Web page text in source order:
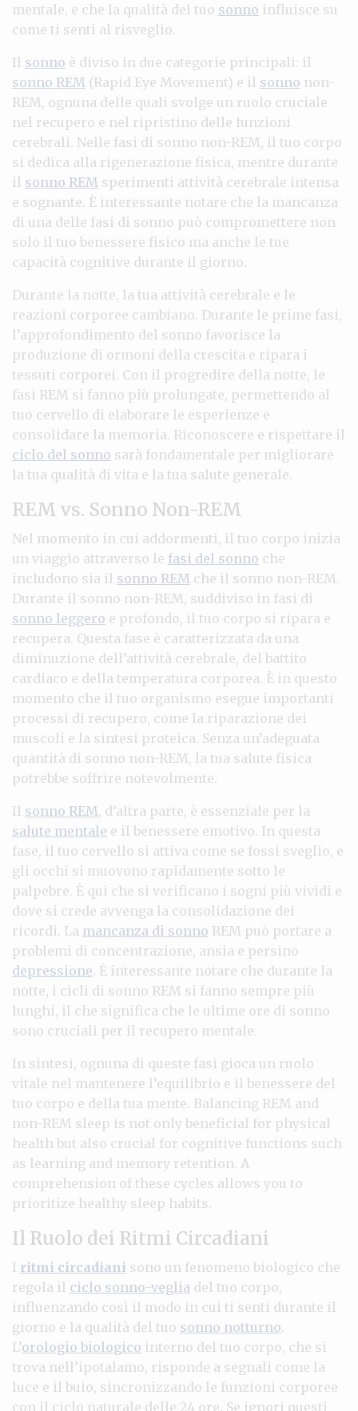
mentale, e che la qualità del tuo sonno influisce su
come ti senti al risveglio.
Il sonno è diviso in due categorie principali: il
sonno REM (Rapid Eye Movement) e il sonno non-
REM, ognuna delle quali svolge un ruolo cruciale
nel recupero e nel ripristino delle funzioni
cerebrali. Nelle fasi di sonno non-REM, il tuo corpo
si dedica alla rigenerazione fisica, mentre durante
il sonno REM sperimenti attività cerebrale intensa
e sognante. È interessante notare che la mancanza
di una delle fasi di sonno può compromettere non
solo il tuo benessere fisico ma anche le tue
capacità cognitive durante il giorno.
Durante la notte, la tua attività cerebrale e le
reazioni corporee cambiano. Durante le prime fasi,
l’approfondimento del sonno favorisce la
produzione di ormoni della crescita e ripara i
tessuti corporei. Con il progredire della notte, le
fasi REM si fanno più prolungate, permettendo al
tuo cervello di elaborare le esperienze e
consolidare la memoria. Riconoscere e rispettare il
ciclo del sonno sarà fondamentale per migliorare
la tua qualità di vita e la tua salute generale.
REM vs. Sonno Non-REM
Nel momento in cui addormenti, il tuo corpo inizia
un viaggio attraverso le fasi del sonno che
includono sia il sonno REM che il sonno non-REM.
Durante il sonno non-REM, suddiviso in fasi di
sonno leggero e profondo, il tuo corpo si ripara e
recupera. Questa fase è caratterizzata da una
diminuzione dell’attività cerebrale, del battito
cardiaco e della temperatura corporea. È in questo
momento che il tuo organismo esegue importanti
processi di recupero, come la riparazione dei
muscoli e la sintesi proteica. Senza un’adeguata
quantità di sonno non-REM, la tua salute fisica
potrebbe soffrire notevolmente.
Il sonno REM, d’altra parte, è essenziale per la
salute mentale e il benessere emotivo. In questa
fase, il tuo cervello si attiva come se fossi sveglio, e
gli occhi si muovono rapidamente sotto le
palpebre. È qui che si verificano i sogni più vividi e
dove si crede avvenga la consolidazione dei
ricordi. La mancanza di sonno REM può portare a
problemi di concentrazione, ansia e persino
depressione. È interessante notare che durante la
notte, i cicli di sonno REM si fanno sempre più
lunghi, il che significa che le ultime ore di sonno
sono cruciali per il recupero mentale.
In sintesi, ognuna di queste fasi gioca un ruolo
vitale nel mantenere l’equilibrio e il benessere del
tuo corpo e della tua mente. Balancing REM and
non-REM sleep is not only beneficial for physical
health but also crucial for cognitive functions such
as learning and memory retention. A
comprehension of these cycles allows you to
prioritize healthy sleep habits.
Il Ruolo dei Ritmi Circadiani
I ritmi circadiani sono un fenomeno biologico che
regola il ciclo sonno-veglia del tuo corpo,
influenzando così il modo in cui ti senti durante il
giorno e la qualità del tuo sonno notturno.
L’orologio biologico interno del tuo corpo, che si
trova nell’ipotalamo, risponde a segnali come la
luce e il buio, sincronizzando le funzioni corporee
con il ciclo naturale delle 24 ore. Se ignori questi